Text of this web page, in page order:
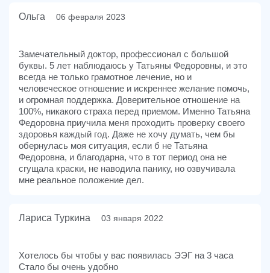
Ольга 06 февраля 2023
Замечательный доктор, профессионал с большой
буквы. 5 лет наблюдаюсь у Татьяны Федоровны, и это
всегда не только грамотное лечение, но и
человеческое отношение и искреннее желание помочь,
и огромная поддержка. Доверительное отношение на
100%, никакого страха перед приемом. Именно Татьяна
Федоровна приучила меня проходить проверку своего
здоровья каждый год. Даже не хочу думать, чем бы
обернулась моя ситуация, если б не Татьяна
Федоровна, и благодарна, что в тот период она не
сгущала краски, не наводила панику, но озвучивала
мне реальное положение дел.
Лариса Туркина 03 января 2022
Хотелось бы чтобы у вас появилась ЭЭГ на 3 часа
Стало бы очень удобно